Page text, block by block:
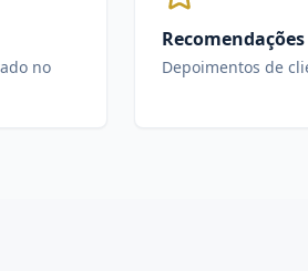
no
Recomendações
Depoimentos de